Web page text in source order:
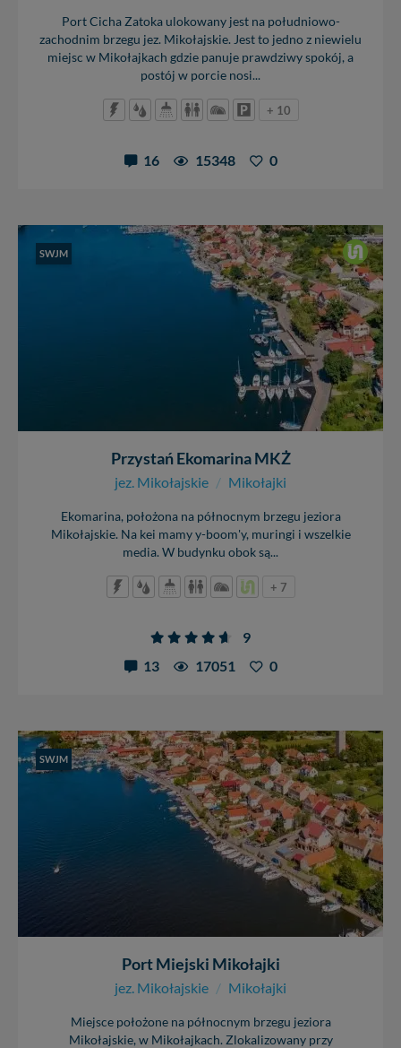
Port Cicha Zatoka ulokowany jest na południowo-
zachodnim brzegu jez. Mikołajskie. Jest to jedno z niewielu
miejsc w Mikołajkach gdzie panuje prawdziwy spokój, a
postój w porcie nosi...
+ 10
16 15348 0
SWJM
Przystań Ekomarina MKŻ
jez. Mikołajskie / Mikołajki
Ekomarina, położona na północnym brzegu jeziora
Mikołajskie. Na kei mamy y-boom'y, muringi i wszelkie
media. W budynku obok są...
+ 7
9
13
17051 0
SWJM
Port Miejski Mikołajki
jez. Mikołajskie / Mikołajki
Miejsce położone na północnym brzegu jeziora
Mikołajskie, w Mikołajkach. Zlokalizowany przy
Dziękujemy, i życzmy miłego odkrywania Mazur na
nowo...